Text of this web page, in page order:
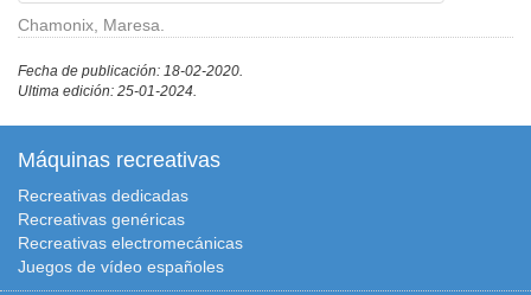
Chamonix, Maresa.
Fecha de publicación: 18-02-2020.
Ultima edición: 25-01-2024.
Máquinas recreativas
Recreativas dedicadas
Recreativas genéricas
Recreativas electromecánicas
Juegos de vídeo españoles